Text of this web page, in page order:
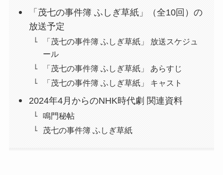
「茂七の事件簿 ふしぎ草紙」（全10回）の
放送予定
「茂七の事件簿 ふしぎ草紙」 放送スケジュ
ール
「茂七の事件簿 ふしぎ草紙」 あらすじ
「茂七の事件簿 ふしぎ草紙」 キャスト
2024年4月からのNHK時代劇 関連資料
鳴門秘帖
茂七の事件簿 ふしぎ草紙